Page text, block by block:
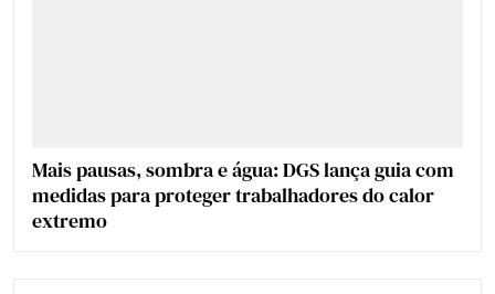
Mais pausas, sombra e água: DGS lança guia com
medidas para proteger trabalhadores do calor
extremo